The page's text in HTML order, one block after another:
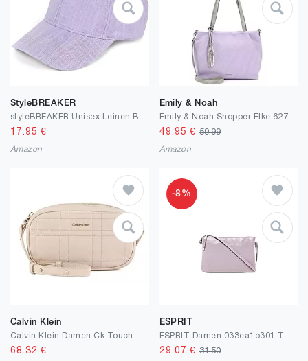
StyleBREAKER
17.95 €
Amazon
Emily & Noah
49.95 € 59.99
Amazon
Calvin Klein
68.32 €
-8%
ESPRIT
29.07 € 31.50